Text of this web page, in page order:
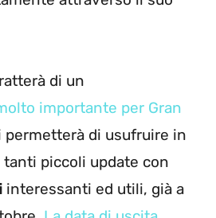
di un
importante per Gran
permetterà di usufruire in
piccoli update con
interessanti ed utili, già a